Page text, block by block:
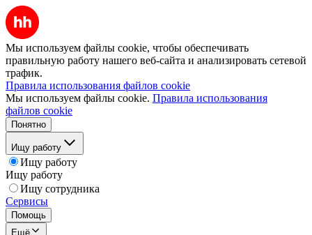
Мы используем файлы cookie, чтобы обеспечивать
правильную работу нашего веб-сайта и анализировать сетевой
трафик.
Правила использования файлов cookie
Мы используем файлы cookie. Правила использования
файлов cookie
Понятно
Ищу работу
Ищу работу
Ищу работу
Ищу сотрудника
Сервисы
Помощь
Ещё